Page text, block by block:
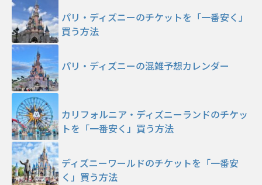
パリ・ディズニーのチケットを「一番安く」
買う方法
パリ・ディズニーの混雑予想カレンダー
カリフォルニア・ディズニーランドのチケッ
トを「一番安く」買う方法
ディズニーワールドのチケットを「一番安
く」買う方法